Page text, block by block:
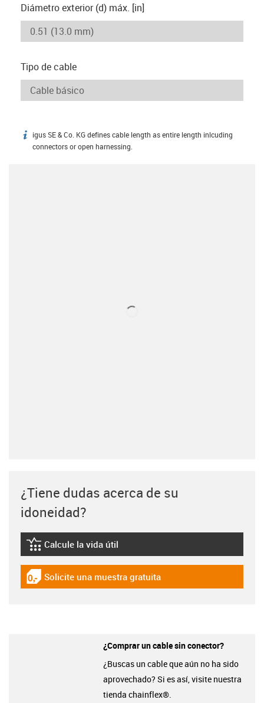
Diámetro exterior (d) máx. [in]
Tipo de cable
igus-icon-info
igus SE & Co. KG defines cable length as entire length inlcuding
connectors or open harnessing.
¿Tiene dudas acerca de su
idoneidad?
igus-icon-lebensdauerrechner
Calcule la vida útil
igus-icon-gratismuster
Solicite una muestra gratuita
¿Comprar un cable sin conector?
¿Buscas un cable que aún no ha sido
aprovechado? Si es así, visite nuestra
tienda chainflex®.